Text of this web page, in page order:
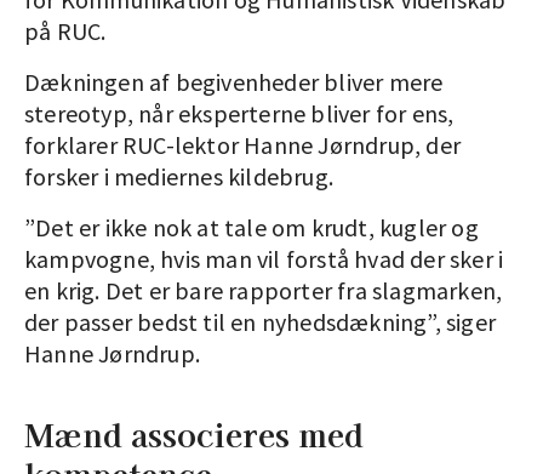
på RUC.
Dækningen af begivenheder bliver mere
stereotyp, når eksperterne bliver for ens,
forklarer RUC-lektor Hanne Jørndrup, der
forsker i mediernes kildebrug.
”Det er ikke nok at tale om krudt, kugler og
kampvogne, hvis man vil forstå hvad der sker i
en krig. Det er bare rapporter fra slagmarken,
der passer bedst til en nyhedsdækning”, siger
Hanne Jørndrup.
Mænd associeres med